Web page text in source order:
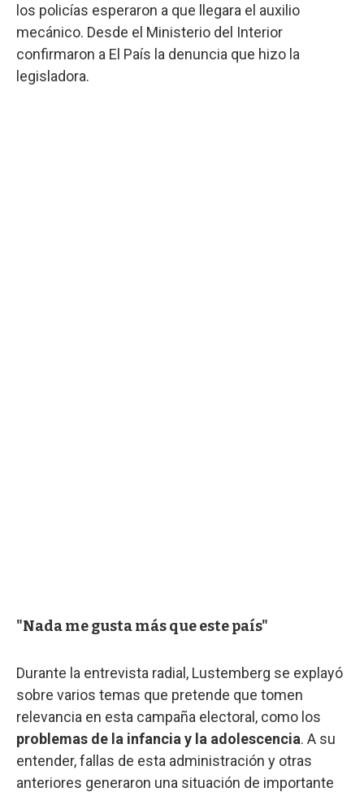
los policías esperaron a que llegara el auxilio
mecánico. Desde el Ministerio del Interior
confirmaron a El País la denuncia que hizo la
legisladora.
"Nada me gusta más que este país"
Durante la entrevista radial, Lustemberg se explayó
sobre varios temas que pretende que tomen
relevancia en esta campaña electoral, como los
problemas de la infancia y la adolescencia. A su
entender, fallas de esta administración y otras
anteriores generaron una situación de importante